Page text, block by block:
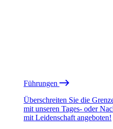
Führungen
Überschreiten Sie die
mit unseren Tages- oder
mit Leidenschaft angeboten!